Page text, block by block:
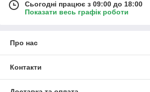
Сьогодні працює з 09:00 до 18:00
Показати весь графік роботи
Про нас
Контакти